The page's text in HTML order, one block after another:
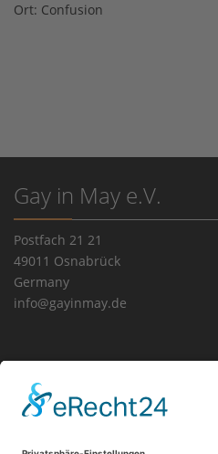
Ort: Confusion
Gay in May e.V.
Postfach 21 21
49011 Osnabrück
Germany
info@gayinmay.de